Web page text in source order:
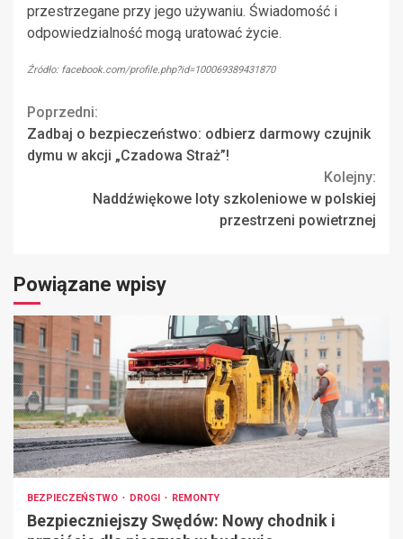
przestrzegane przy jego używaniu. Świadomość i
odpowiedzialność mogą uratować życie.
Źródło: facebook.com/profile.php?id=100069389431870
Continue
Reading
Poprzedni:
Zadbaj o bezpieczeństwo: odbierz darmowy czujnik
dymu w akcji „Czadowa Straż”!
Kolejny:
Naddźwiękowe loty szkoleniowe w polskiej
przestrzeni powietrznej
Powiązane wpisy
BEZPIECZEŃSTWO DROGI REMONTY
Bezpieczniejszy Swędów: Nowy chodnik i